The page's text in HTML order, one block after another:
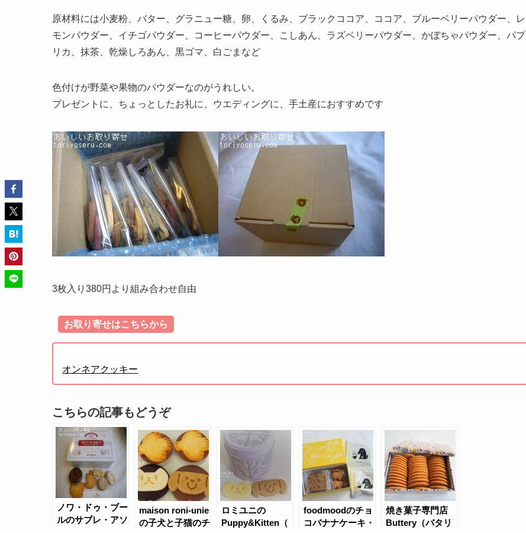
原材料には小麦粉、バター、グラニュー糖、卵、くるみ、ブラックココア、ココア、ブルーベリーパウダー、レ
モンパウダー、イチゴパウダー、コーヒーパウダー、こしあん、ラズベリーパウダー、かぼちゃパウダー、パプ
リカ、抹茶、乾燥しろあん、黒ゴマ、白ごまなど
色付けが野菜や果物のパウダーなのがうれしい。
プレゼントに、ちょっとしたお礼に、ウエディングに、手土産におすすめです
3枚入り380円より組み合わせ自由
お取り寄せはこちらから
オンネアクッキー
こちらの記事もどうぞ
ノワ・ドゥ・ブー
ルのサブレ・アソ
maison roni-unie
の子犬と子猫のチ
ロミユニの
Puppy&Kitten（
foodmoodのチョ
コバナナケーキ・
焼き菓子専門店
Buttery（バタリ